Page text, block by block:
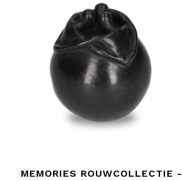
MEMORIES ROUWCOLLECTIE -